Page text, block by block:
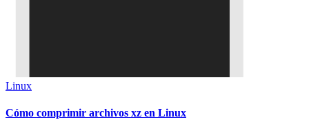
Linux
Cómo comprimir archivos xz en Linux